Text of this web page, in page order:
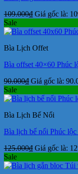
109.000₫ Giá gốc là:
Sale
Bìa Lịch Offet
Bìa offset 40×60 Phúc
90.000₫ Giá gốc là:
Sale
Bìa Lịch Bế Nổi
Bìa lịch bế nổi Phúc lộc
125.000₫ Giá gốc là:
Sale